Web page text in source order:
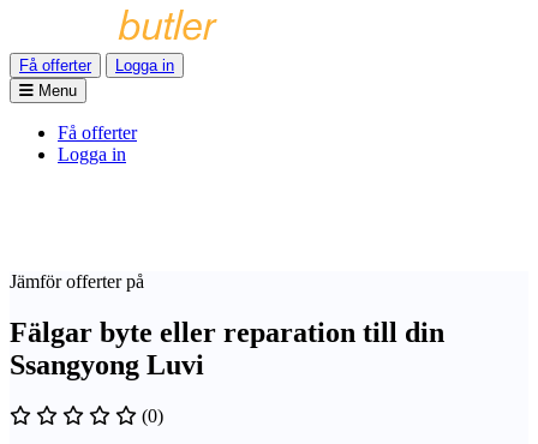
Få offerter
Logga in
Menu
Få offerter
Logga in
Jämför offerter på
Fälgar byte eller reparation till din
Ssangyong Luvi
(0)